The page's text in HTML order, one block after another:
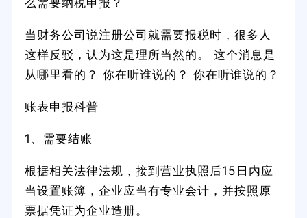
当财务公司说注册公司就需要报税时，很多人
这样反驳，认为这是理所当然的。 这个消息是
从哪里看的？ 你在听谁说的？ 你在听谁说的？
账表申报科普
1、需要结账
根据相关法律法规，接到营业执照后15日内应
当设置账簿，企业应当有专业会计，并按照原
票据凭证为企业造册。